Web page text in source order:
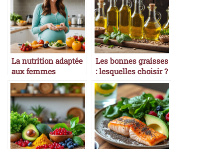
La nutrition adaptée
aux femmes
enceintes
Les bonnes graisses
: lesquelles choisir ?